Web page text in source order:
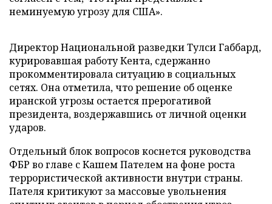
неминуемую угрозу для США».
Директор Национальной разведки Тулси Габбард,
курировавшая работу Кента, сдержанно
прокомментировала ситуацию в социальных
сетях. Она отметила, что решение об оценке
иранской угрозы остается прерогативой
президента, воздержавшись от личной оценки
ударов.
Отдельный блок вопросов коснется руководства
ФБР во главе с Кашем Пателем на фоне роста
террористической активности внутри страны.
Пателя критикуют за массовые увольнения